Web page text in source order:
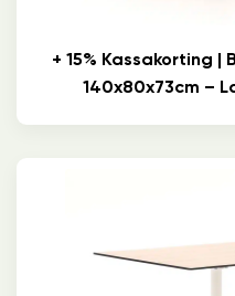
+ 15% Kassakorting
140x80x73cm –